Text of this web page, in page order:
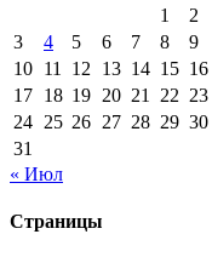
1
2
3
4 5 6 7 8
9
10 11 12 13 14 15 16
17 18 19 20 21 22 23
24 25 26 27 28 29 30
31
« Июл
Страницы